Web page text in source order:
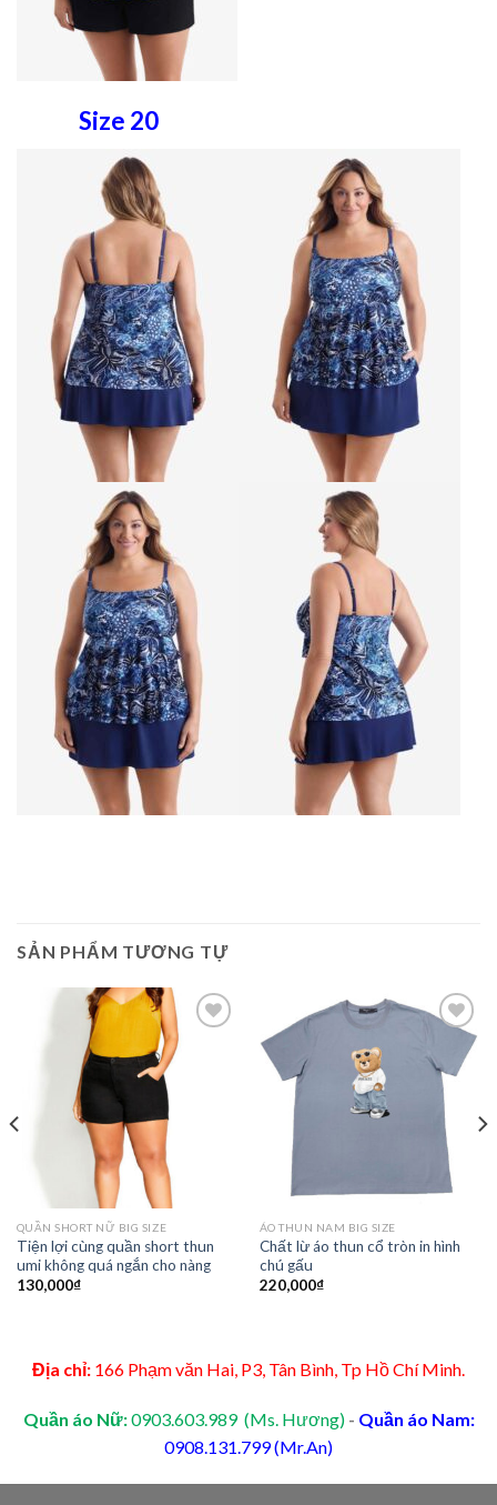
Size 20
SẢN PHẨM TƯƠNG TỰ
QUẦN SHORT NỮ BIG SIZE
Tiện lợi cùng quần short thun
umi không quá ngắn cho nàng
130,000₫
Add to
Wishlist
ÁO THUN NAM BIG SIZE
Chất lừ áo thun cổ tròn in hình
chú gấu
220,000₫
Địa chỉ: 166 Phạm văn Hai, P3, Tân Bình, Tp Hồ Chí Minh.
Quần áo Nữ:0903.603.989 (Ms. Hương) - Quần áo Nam:
0908.131.799 (Mr.An)